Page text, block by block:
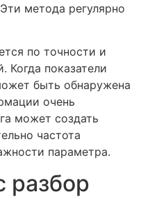
метода регулярно
по точности и
Когда показатели
быть обнаружена
очень
может создать
частота
параметра.
разбор